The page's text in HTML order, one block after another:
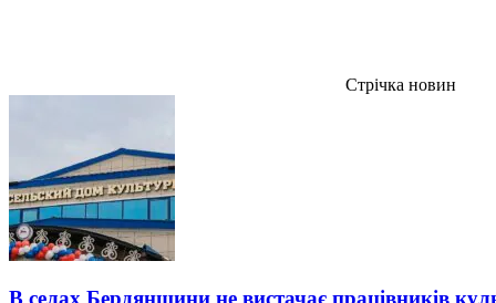
Стрічка новин
В селах Бердянщини не вистачає працівників